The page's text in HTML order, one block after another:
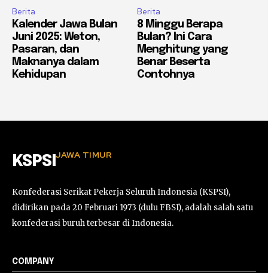
Berita
Kalender Jawa Bulan
Juni 2025: Weton,
Pasaran, dan
Maknanya dalam
Kehidupan
Berita
8 Minggu Berapa
Bulan? Ini Cara
Menghitung yang
Benar Beserta
Contohnya
KSPSI JAWA TIMUR
Konfederasi Serikat Pekerja Seluruh Indonesia (KSPSI),
didirikan pada 20 Februari 1973 (dulu FBSI), adalah salah satu
konfederasi buruh terbesar di Indonesia.
COMPANY